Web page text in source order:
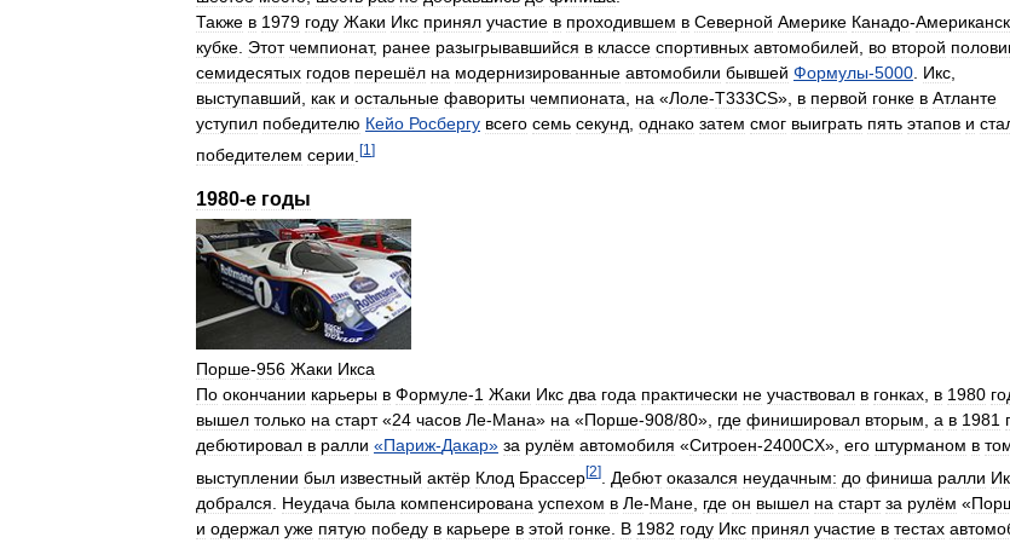
Также в 1979 году Жаки Икс принял участие в проходившем в Северной Америке Канадо-
кубке Этот чемпионат, ранее разыгрывавшийся в классе спортивных автомобилей во второй
семидесятых годов перешёл на модернизированные автомобили бывшей Формулы-5000 Икс
выступавший
как и остальные фавориты чемпионата на «Лоле-T333CS», в первой гонке в Атланте
уступил победителю Кейо Росбергу всего семь секунд однако затем смог выиграть пять этапов и
победителем серии [1 ]
1980-е годы
Порше-956 Жаки Икса
По окончании карьеры в Формуле-1 Жаки Икс два года практически не участвовал в гонках, в 1980
вышел только на старт«24 часов Ле-Мана» на «Порше-908/80», где финишировал вторым, а в 1981
дебютировал в ралли «Париж-Дакар» за рулём автомобиля «Ситроен-2400CX», его штурманом в
выступлении был известный актёр Клод Брассер[2] Дебют оказался неудачным: до финиша ралли
добрался
Неудача была компенсирована успехом в Ле-Мане где он вышел на старт за рулём «
и одержал уже пятую победу в карьере в этой гонке В 1982 году Икс принял участие в тестах